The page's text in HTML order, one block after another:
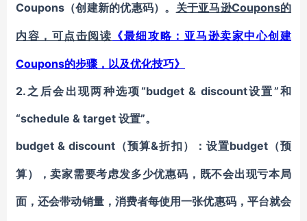
Coupons（创建新的优惠码）。
关于亚马逊Coupons的
内容，可点击阅读 《最细攻略：亚马逊卖家中心创建
Coupons的步骤，以及优化技巧》
2.之后会出现两种选项“budget & discount设置”和
“schedule & target 设置”。
budget & discount（预算&折扣）： 设置budget（预
算），卖家需要考虑发多少优惠码，既不会出现亏本局
面，还会带动销量，消费者每使用一张优惠码，平台就会